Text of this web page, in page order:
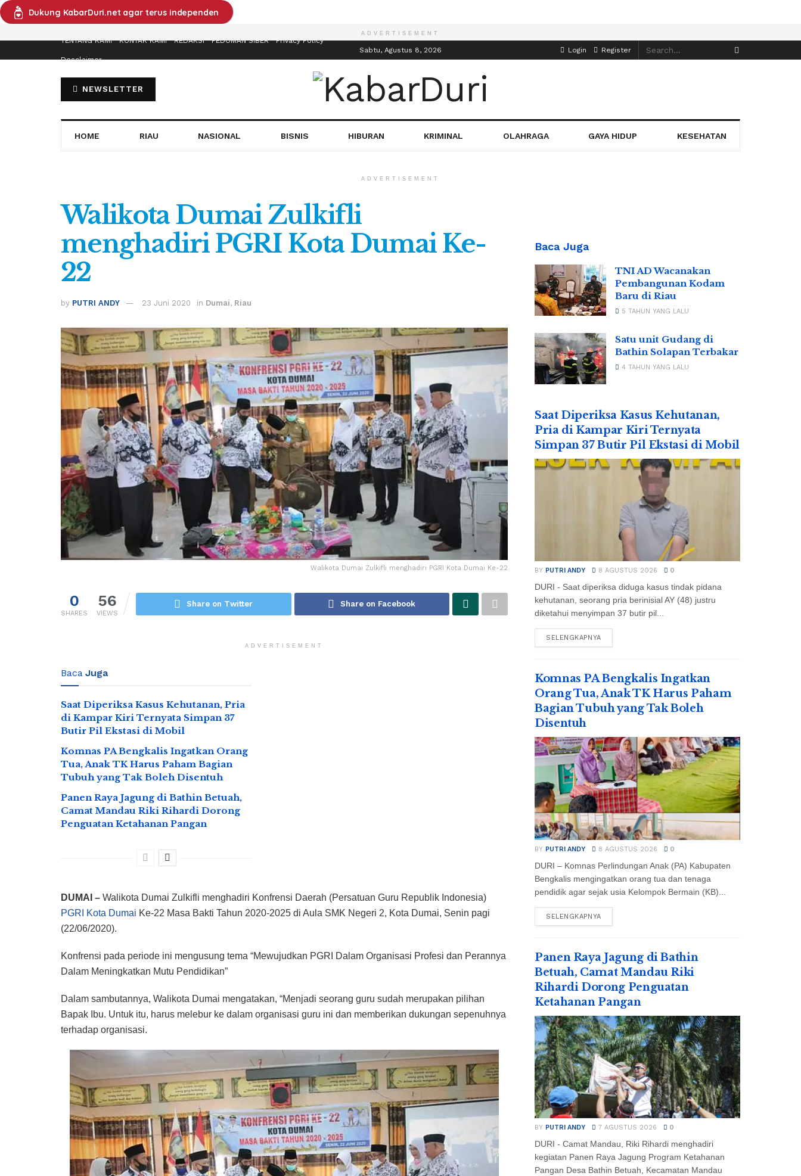
Dukung KabarDuri.net agar terus independen
ADVERTISEMENT
TENTANG KAMI KONTAK KAMI REDAKSI PEDOMAN SIBER Privacy Policy
Desclaimer
Sabtu, Agustus 8, 2026 Login Register
NEWSLETTER
HOME RIAU NASIONAL BISNIS HIBURAN KRIMINAL OLAHRAGA GAYA HIDUP KESEHATAN
ADVERTISEMENT
Walikota Dumai Zulkifli
menghadiri PGRI Kota Dumai Ke-
22
by PUTRI ANDY 23 Juni 2020 in Dumai, Riau
Walikota Dumai Zulkifli menghadiri PGRI Kota Dumai Ke-22
0
SHARES
56
VIEWS
Share on Twitter Share on Facebook
ADVERTISEMENT
Baca Juga
Saat Diperiksa Kasus Kehutanan, Pria
di Kampar Kiri Ternyata Simpan 37
Butir Pil Ekstasi di Mobil
Komnas PA Bengkalis Ingatkan Orang
Tua, Anak TK Harus Paham Bagian
Tubuh yang Tak Boleh Disentuh
Panen Raya Jagung di Bathin Betuah,
Camat Mandau Riki Rihardi Dorong
Penguatan Ketahanan Pangan
DUMAI – Walikota Dumai Zulkifli menghadiri Konfrensi Daerah (Persatuan Guru Republik Indonesia)
PGRI Kota Dumai Ke-22 Masa Bakti Tahun 2020-2025 di Aula SMK Negeri 2, Kota Dumai, Senin pagi
(22/06/2020).
Konfrensi pada periode ini mengusung tema “Mewujudkan PGRI Dalam Organisasi Profesi dan Perannya
Dalam Meningkatkan Mutu Pendidikan”
Dalam sambutannya, Walikota Dumai mengatakan, “Menjadi seorang guru sudah merupakan pilihan
Bapak Ibu. Untuk itu, harus melebur ke dalam organisasi guru ini dan memberikan dukungan sepenuhnya
terhadap organisasi.
Baca Juga
TNI AD Wacanakan
Pembangunan Kodam
Baru di Riau
5 TAHUN YANG LALU
Satu unit Gudang di
Bathin Solapan Terbakar
4 TAHUN YANG LALU
Saat Diperiksa Kasus Kehutanan,
Pria di Kampar Kiri Ternyata
Simpan 37 Butir Pil Ekstasi di Mobil
BY PUTRI ANDY 8 AGUSTUS 2026 0
DURI - Saat diperiksa diduga kasus tindak pidana
kehutanan, seorang pria berinisial AY (48) justru
diketahui menyimpan 37 butir pil...
SELENGKAPNYA
Komnas PA Bengkalis Ingatkan
Orang Tua, Anak TK Harus Paham
Bagian Tubuh yang Tak Boleh
Disentuh
BY PUTRI ANDY 8 AGUSTUS 2026 0
DURI – Komnas Perlindungan Anak (PA) Kabupaten
Bengkalis mengingatkan orang tua dan tenaga
pendidik agar sejak usia Kelompok Bermain (KB)...
SELENGKAPNYA
Panen Raya Jagung di Bathin
Betuah, Camat Mandau Riki
Rihardi Dorong Penguatan
Ketahanan Pangan
BY PUTRI ANDY 7 AGUSTUS 2026 0
DURI - Camat Mandau, Riki Rihardi menghadiri
kegiatan Panen Raya Jagung Program Ketahanan
Pangan Desa Bathin Betuah, Kecamatan Mandau